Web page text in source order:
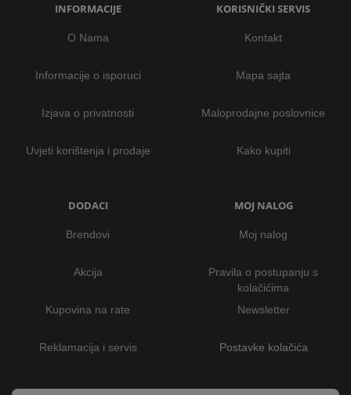
INFORMACIJE
O Nama
Informacije o isporuci
Izjava o privatnosti
Uvjeti korištenja i prodaje
KORISNIČKI SERVIS
Kontakt
Mapa sajta
Maloprodajne poslovnice
Kako kupiti
DODACI
Brendovi
Akcija
Kupovina na rate
Reklamacija i servis
MOJ NALOG
Moj nalog
Pravila o postupanju s
kolačićima
Newsletter
Postavke kolačića